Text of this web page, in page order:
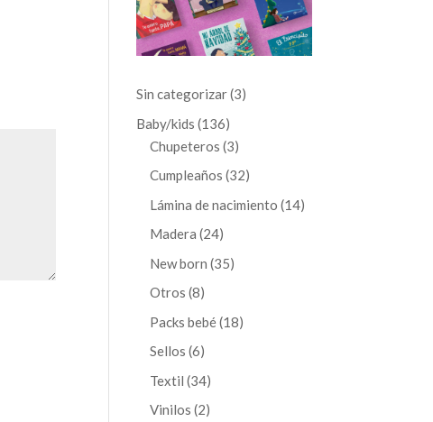
Sin categorizar 33
Baby/kids 136136
productos
Chupeteros 33
productos
Cumpleaños 3232
productos
Lámina de nacimiento 1414
Madera 2424
productos
New born 3535
Otros 88
productos
Packs bebé 1818
Sellos 66
productos
Textil 3434
productos
Vinilos 22